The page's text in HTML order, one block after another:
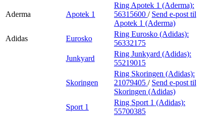
Aderma Apotek 1
Ring Apotek 1 (Aderma):
56315600 / Send e-post til
Apotek 1 (Aderma)
Adidas
Eurosko
Ring Eurosko (Adidas):
56332175
Junkyard
Ring Junkyard (Adidas):
55219015
Skoringen
Ring Skoringen (Adidas):
21079405 / Send e-post til
Skoringen (Adidas)
Sport 1
Ring Sport 1 (Adidas):
55700385